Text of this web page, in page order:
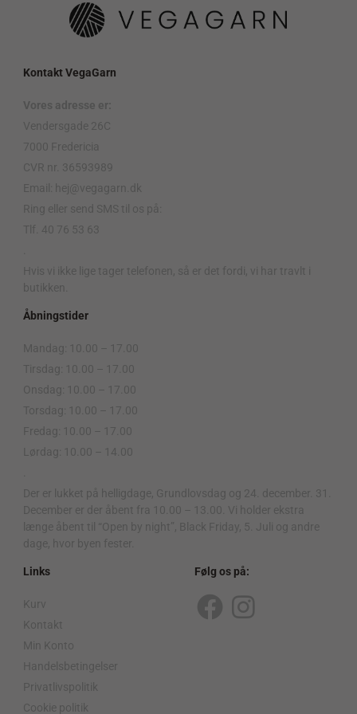
Kontakt VegaGarn
Vores adresse er:
Vendersgade 26C
7000 Fredericia
CVR nr. 36593989
Email: hej@vegagarn.dk
Ring eller send SMS til os på:
Tlf. 40 76 53 63
Hvis vi ikke lige tager telefonen, så er det fordi, vi har travlt i
butikken.
Åbningstider
Mandag: 10.00 – 17.00
Tirsdag: 10.00 – 17.00
Onsdag: 10.00 – 17.00
Torsdag: 10.00 – 17.00
Fredag: 10.00 – 17.00
Lørdag: 10.00 – 14.00
Der er lukket på helligdage, Grundlovsdag og 24. december. 31.
December er der åbent fra 10.00 – 13.00. Vi holder ekstra
længe åbent til “Open by night”, Black Friday, 5. Juli og andre
dage, hvor byen fester.
Links
Kurv
Kontakt
Min Konto
Handelsbetingelser
Privatlivspolitik
Cookie politik
Følg os på:
F
I